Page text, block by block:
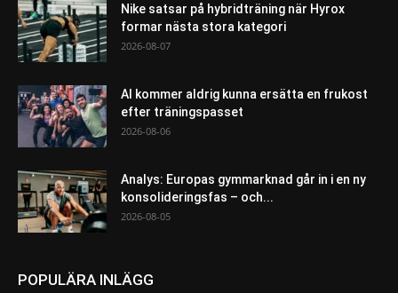
Nike satsar på hybridträning när Hyrox
formar nästa stora kategori
2026-08-07
AI kommer aldrig kunna ersätta en frukost
efter träningspasset
2026-08-06
Analys: Europas gymmarknad går in i en ny
konsolideringsfas – och...
2026-08-05
POPULÄRA INLÄGG